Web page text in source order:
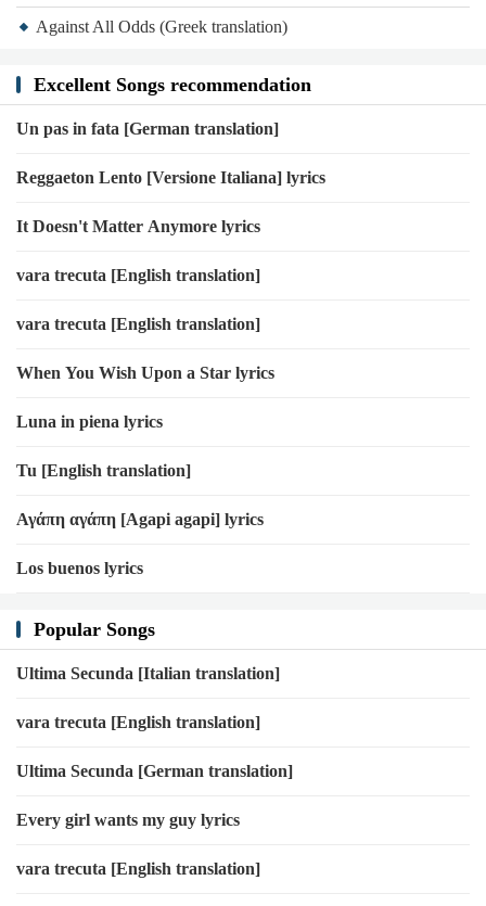
Against All Odds (Greek translation)
Excellent Songs recommendation
Un pas in fata [German translation]
Reggaeton Lento [Versione Italiana] lyrics
It Doesn't Matter Anymore lyrics
vara trecuta [English translation]
vara trecuta [English translation]
When You Wish Upon a Star lyrics
Luna in piena lyrics
Tu [English translation]
Αγάπη αγάπη [Agapi agapi] lyrics
Los buenos lyrics
Popular Songs
Ultima Secunda [Italian translation]
vara trecuta [English translation]
Ultima Secunda [German translation]
Every girl wants my guy lyrics
vara trecuta [English translation]